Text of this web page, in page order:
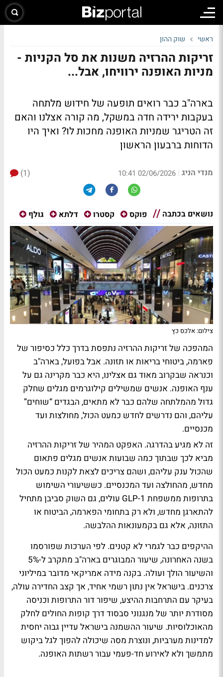
ראשי שוק ההון
זריקות ההרזיה משנות את סל הקניות -
מניות האופנה ירוויחו, אבל...
בארה"ב כבר רואים תופעה של חידוש מלתחה
בעקבות ירידה חדה במשקל, מה קורה אצלנו והאם
זה הטריגר שמניות האופנה מחכות לו? ואיך היו
הדוחות ברבעון הראשון
מנדי הניג |
02/06/2026 10:41
(1)
נושאים בכתבה פוקס קסטרו דלתא גולף
צילום: אלכס כץ
המהפכה של זריקות ההרזיה נתפסת בדרך כלל כסיפור של
פארמה, ביטוחי בריאות או תזונה. אבל בפועל, בארה"ב
וכנראה שבקרוב מאוד גם אצלינו, היא כבר מקרינה גם על
ענף האופנה. אנשים שמשילים קילוגרמים מגלים שחלק
גדול מהמלתחה שלהם כבר לא מתאים, הבגדים “שוחים”
עליהם, והם נדרשים לחדש כמעט הכול, מחולצות ועד
מכנסיים.
זה לא מגיע בהדרגה. האפקט המהיר של זריקות ההרזיה
מביא לכך שבתוך כמה שבועות אנשים מגלים פתאום
שהכול ענק עליהם, ושהם צריכים לצאת לקנות כמעט הכול
מחדש, מהחולצה ועד המכנסיים. כששיעורי השימוש
בתרופות ממשפחת GLP-1 עולים, גם השוק סביבן מתחיל
להתארגן מחדש, ולא רק בתחומי הפארמה, הביטוח או
התזונה, אלא גם בקמעונאות ההלבשה.
ההיקפים כבר לגמרי לא קטנים. לפי הערכות שפורסמו
בשנה האחרונה, שיעור המבוגרים בארה"ב מתקרב ל-5%
והשיעור הולך ועולה. בקנה מידה אמריקאי מדובר במיליוני
צרכנים. בישראל אין נתון רשמי אחיד, אך קצב החדירה עולה,
בעיקר עם התרחבות ההיצע, שיפור דור התרופות וכניסה
מסודרת יותר של מנגנוני סבסוד דרך קופות החולים לחלק
מהאוכלוסיות. שיעור ההשמנה בישראל עדיין גבוה יחסית
למדינות מערביות, ונוצרת מסה שיכולה להפוך לגל ביקוש
מתמשך ולא לאירוע חד-פעמי עבור רשתות האופנה.